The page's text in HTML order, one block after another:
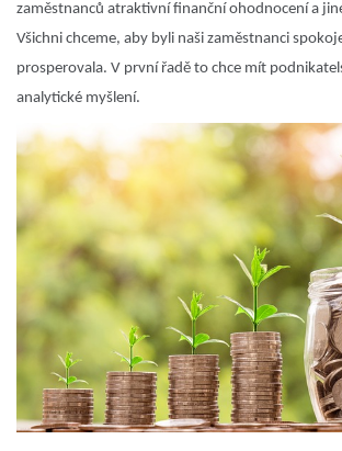
zaměstnanců atraktivní finanční ohodnocení a
Všichni chceme, aby byli naši zaměstnanci
prosperovala. V první řadě to chce mít
analytické myšlení.